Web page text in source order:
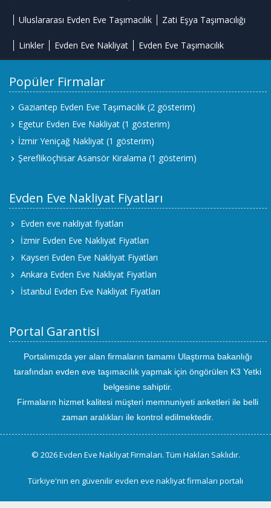
Uluslararası Evden Eve Taşımacılık Zati Eşya Taşımacılığı
Linkler Evden Eve Nakliyat Evden Eve Taşımacılık
Popüler Firmalar
Gaziantep Evden Eve Taşımacılık (2 gösterim)
Egetur Evden Eve Nakliyat (1 gösterim)
İzmir Yeniçağ Nakliyat (1 gösterim)
Şereflikoçhisar Asansör Kiralama (1 gösterim)
Evden Eve Nakliyat Fiyatları
Evden eve nakliyat fiyatları
İzmir Evden Eve Nakliyat Fiyatları
Kayseri Evden Eve Nakliyat Fiyatları
Ankara Evden Eve Nakliyat Fiyatları
İstanbul Evden Eve Nakliyat Fiyatları
Portal Garantisi
Portalımızda yer alan firmaların tamamı Ulaştırma bakanlığı
tarafından evden eve taşımacılık yapmak için öngörülen K3 Yetki
belgesine sahiptir.
Firmaların hizmet kalitesi müşteri memnuniyeti anketleri ile belli
zaman aralıkları ile kontrol edilmektedir.
© 2026 Evden Eve Nakliyat Firmaları. Tüm Hakları Saklıdır.
Türkiye'nin en güvenilir evden eve nakliyat firmaları portalı